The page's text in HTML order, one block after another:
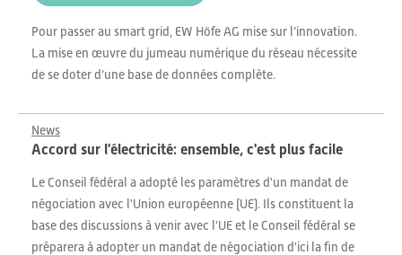
Pour passer au smart grid, EW Höfe AG mise sur l’innovation.
La mise en œuvre du jumeau numérique du réseau nécessite
de se doter d’une base de données complète.
News
Accord sur l'électricité: ensemble, c'est plus facile
Le Conseil fédéral a adopté les paramètres d'un mandat de
négociation avec l'Union européenne (UE). Ils constituent la
base des discussions à venir avec l'UE et le Conseil fédéral se
préparera à adopter un mandat de négociation d'ici la fin de